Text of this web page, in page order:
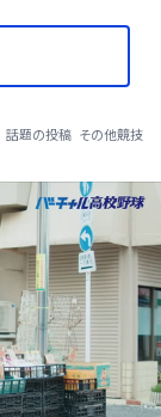
話題の投稿 その他競技